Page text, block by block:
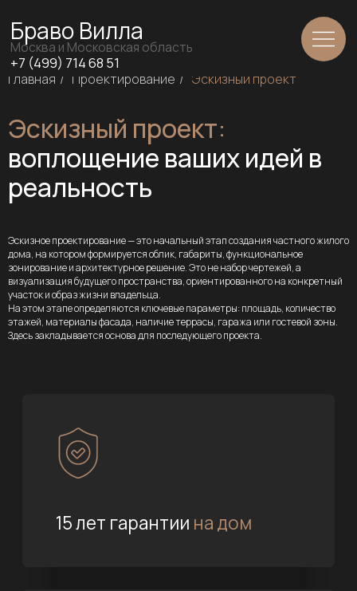
Браво Вилла
Москва и Московская область
+7 (499) 714 68 51
Главная / Проектирование / Эскизный проект
Эскизный проект:
воплощение ваших идей в
реальность
Эскизное проектирование — это начальный этап создания частного жилого
дома, на котором формируется облик, габариты, функциональное
зонирование и архитектурное решение. Это не набор чертежей, а
визуализация будущего пространства, ориентированного на конкретный
участок и образ жизни владельца.
На этом этапе определяются ключевые параметры: площадь, количество
этажей, материалы фасада, наличие террасы, гаража или гостевой зоны.
Здесь закладывается основа для последующего проекта.
от фундамента до отделки